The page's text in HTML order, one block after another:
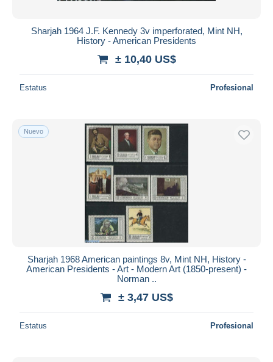
Sharjah 1964 J.F. Kennedy 3v imperforated, Mint NH,
History - American Presidents
± 10,40 US$
Estatus Profesional
Nuevo
Sharjah 1968 American paintings 8v, Mint NH, History -
American Presidents - Art - Modern Art (1850-present) -
Norman ..
± 3,47 US$
Estatus Profesional